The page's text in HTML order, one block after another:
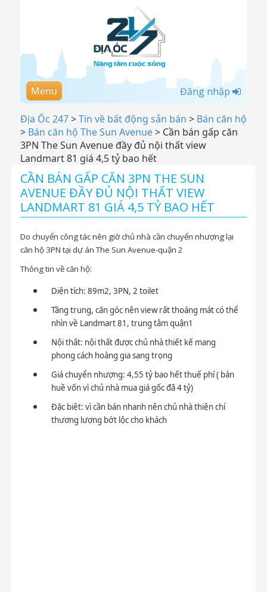
Menu Đăng nhập
Địa Ốc 247>Tin về bất động sản bán > Bán căn hộ
> Bán căn hộ The Sun Avenue> Cần bán gấp căn
3PN The Sun Avenue đầy đủ nội thất view
Landmart 81 giá 4,5 tỷ bao hết
CẦN BÁN GẤP CĂN 3PN THE SUN
AVENUE ĐẦY ĐỦ NỘI THẤT VIEW
LANDMART 81 GIÁ 4,5 TỶ BAO HẾT
Do chuyển công tác nên giờ chủ nhà cần chuyển nhượng lại
căn hộ 3PN tại dự án The Sun Avenue-quận 2
Thông tin về căn hộ:
Diện tích: 89m2, 3PN, 2 toilet
Tầng trung, căn góc nên view rất thoáng mát có thể
nhìn về Landmart 81, trung tâm quận1
Nội thất: nội thất được chủ nhà thiết kế mang
phong cách hoàng gia sang trọng
Giá chuyển nhượng: 4,55 tỷ bao hết thuế phí ( bán
huề vốn vì chủ nhà mua giá gốc đã 4 tỷ)
Đặc biệt: vì cần bán nhanh nên chủ nhà thiện chí
thương lượng bớt lộc cho khách